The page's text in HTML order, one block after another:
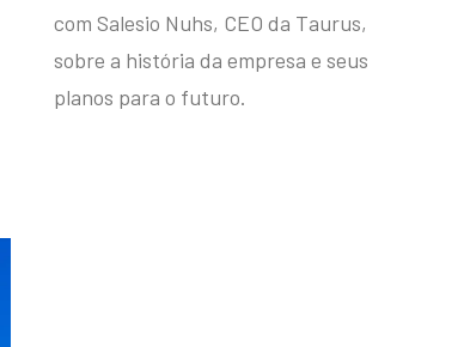
com Salesio Nuhs, CEO da Taurus,
sobre a história da empresa e seus
planos para o futuro.